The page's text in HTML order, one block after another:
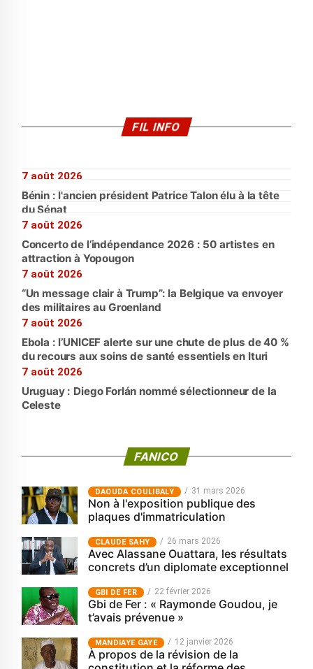
FIL INFO
7 août 2026
Bénin : l'ancien président Patrice Talon élu à la tête
du Sénat
7 août 2026
Concerto de l’indépendance 2026 : 50 artistes en
attraction à Yopougon
7 août 2026
“Un message clair à Trump”: la Belgique va envoyer
des militaires au Groenland
7 août 2026
Ebola : l’UNICEF alerte sur une chute de plus de 40 %
du recours aux soins de santé essentiels en Ituri
7 août 2026
Uruguay : Diego Forlán nommé sélectionneur de la
Celeste
FANICO
‎DAOUDA COULIBALY 31 mars 2026
Non à l'exposition publique des
plaques d'immatriculation
CLAUDE SAHY 26 mars 2026
Avec Alassane Ouattara, les résultats
concrets d’un diplomate exceptionnel
GBI DE FER 22 février 2026
Gbi de Fer : « Raymonde Goudou, je
t’avais prévenue »
MANDIAYE GAYE 12 janvier 2026
À propos de la révision de la